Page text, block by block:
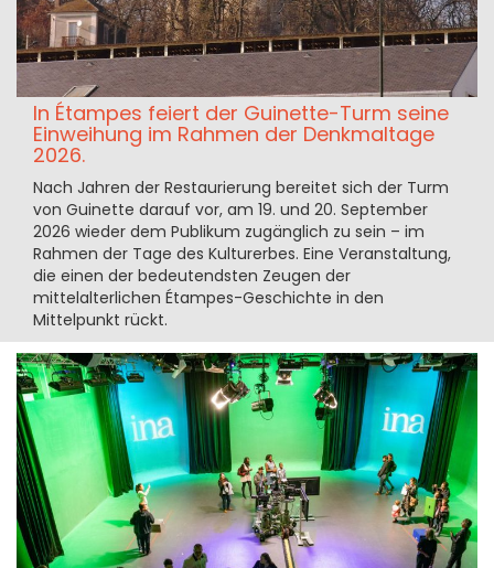
In Étampes feiert der Guinette-Turm seine
Einweihung im Rahmen der Denkmaltage
2026.
Nach Jahren der Restaurierung bereitet sich der Turm
von Guinette darauf vor, am 19. und 20. September
2026 wieder dem Publikum zugänglich zu sein – im
Rahmen der Tage des Kulturerbes. Eine Veranstaltung,
die einen der bedeutendsten Zeugen der
mittelalterlichen Étampes-Geschichte in den
Mittelpunkt rückt.